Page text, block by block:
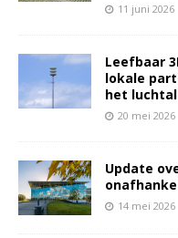
11 juni 2026
Leefbaar
lokale
het
20 mei 2026
Update
14 mei 2026